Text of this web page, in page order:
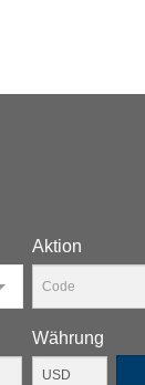
Aktion
Währung